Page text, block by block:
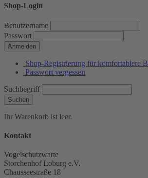
Shop-Login
Benutzername
Passwort
Anmelden
Shop-Registrierung für komfortablere
Passwort vergessen
Suchbegriff
Suchen
Ihr Warenkorb ist leer.
Kontakt
Vogelschutzwarte
Storchenhof Loburg e.V.
Chausseestraße 18